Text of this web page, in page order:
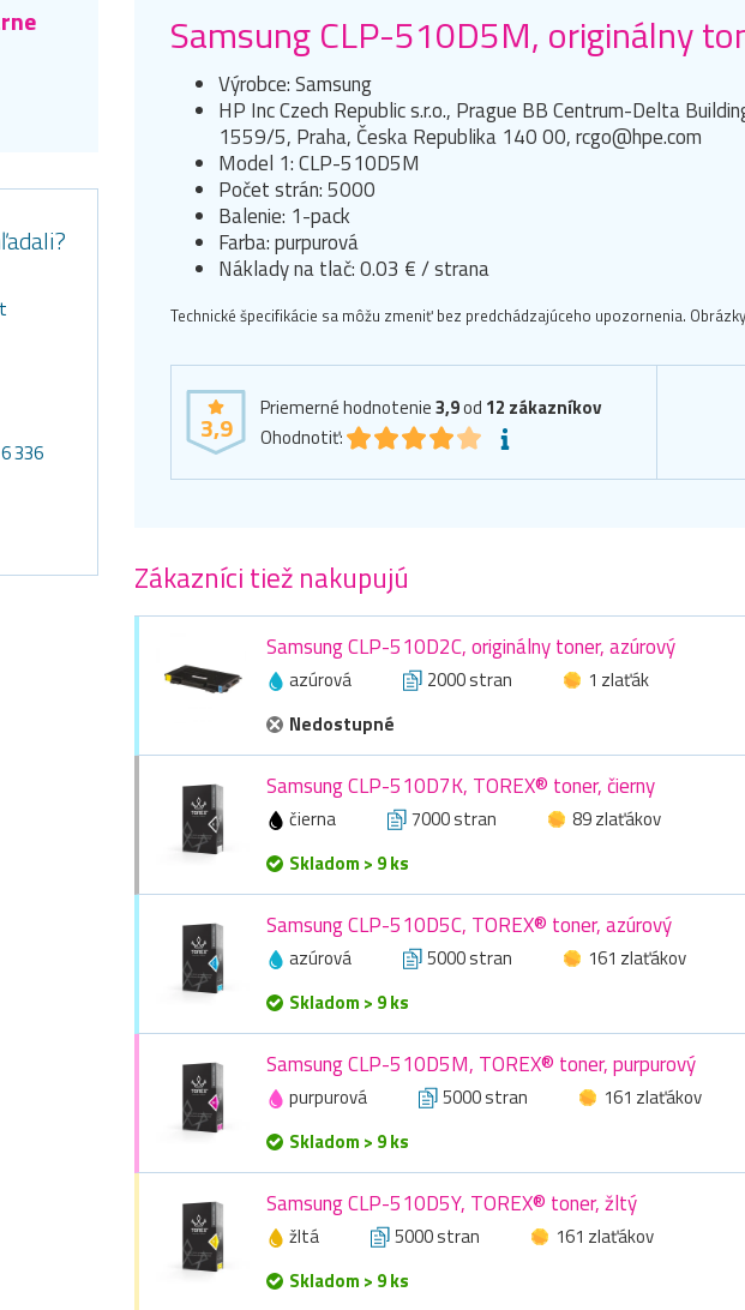
336
Samsung CLP-510D5M, originálny
Výrobce: Samsung
HP Inc Czech Republic s.r.o., Prague BB Centrum-Delta
1559/5, Praha, Česka Republika 140 00, rcgo@hpe.com
Model 1: CLP-510D5M
Počet strán: 5000
Balenie: 1-pack
Farba: purpurová
Náklady na tlač: 0.03 € / strana
Technické špecifikácie sa môžu zmeniť bez predchádzajúceho upozornenia.
3,9
Priemerné hodnotenie3,9od 12 zákazníkov
Ohodnotiť:
Zákazníci tiež nakupujú
Samsung CLP-510D2C, originálny toner, azúrový
azúrová 2000 stran
1 zlaťák
Nedostupné
Samsung CLP-510D7K, TOREX® toner, čierny
čierna 7000 stran
89 zlaťákov
Skladom > 9 ks
Samsung CLP-510D5C, TOREX® toner, azúrový
azúrová 5000 stran
161 zlaťákov
Skladom > 9 ks
Samsung CLP-510D5M, TOREX® toner, purpurový
purpurová 5000 stran
161 zlaťákov
Skladom > 9 ks
Samsung CLP-510D5Y, TOREX® toner, žltý
žltá 5000 stran
161 zlaťákov
Skladom > 9 ks